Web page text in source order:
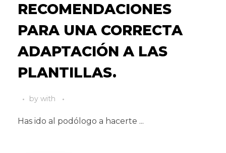
RECOMENDACIONES
PARA UNA CORRECTA
ADAPTACIÓN A LAS
PLANTILLAS.
by with
Has ido al podólogo a hacerte ...